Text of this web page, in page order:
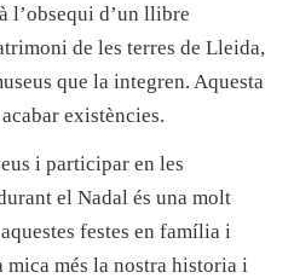
l’obsequi d’un llibre
de les terres de Lleida,
que la integren. Aquesta
existències.
i participar en les
el Nadal és una molt
festes en família i
més la nostra historia i